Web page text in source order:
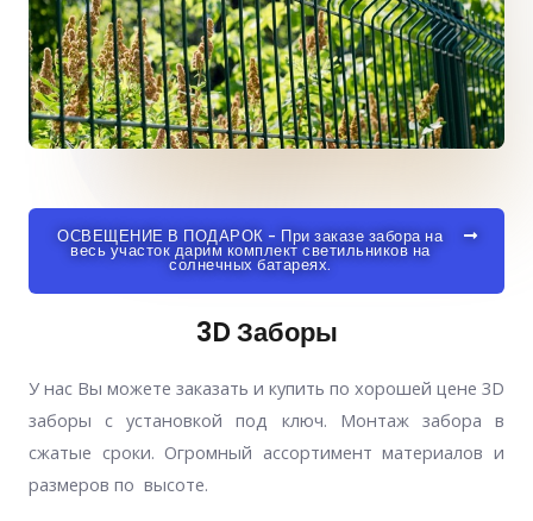
ОСВЕЩЕНИЕ В ПОДАРОК - При заказе забора на
весь участок дарим комплект светильников на
солнечных батареях.
3D Заборы
У нас Вы можете заказать и купить по хорошей цене 3D
заборы с установкой под ключ. Монтаж забора в
сжатые сроки. Огромный ассортимент материалов и
размеров по высоте.